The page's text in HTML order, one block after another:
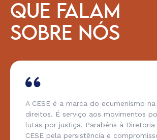
QUE FALAM
SOBRE NÓS
A CESE é a marca do ecumenismo
direitos. É serviço aos movimentos
lutas por justiça. Parabéns à
CESE pela persistência e